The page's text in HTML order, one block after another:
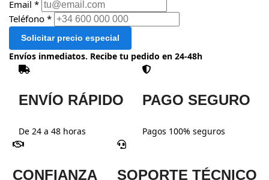
Email *
Teléfono *
Solicitar precio especial
Envíos inmediatos. Recibe tu pedido en 24-48h
ENVÍO RÁPIDO
De 24 a 48 horas
PAGO SEGURO
Pagos 100% seguros
CONFIANZA SOPORTE TÉCNICO